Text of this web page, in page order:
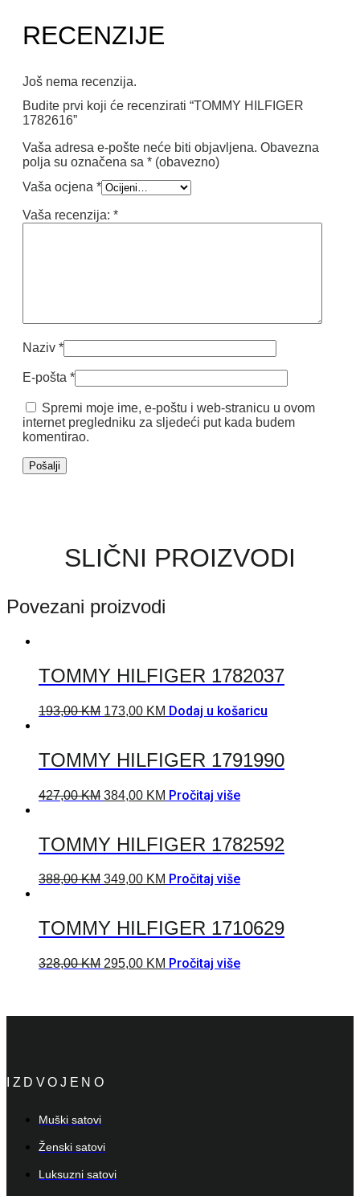
RECENZIJE
Još nema recenzija.
Budite prvi koji će recenzirati “TOMMY HILFIGER
1782616”
Vaša adresa e-pošte neće biti objavljena. Obavezna
polja su označena sa * (obavezno)
Vaša ocjena *
Vaša recenzija: *
Naziv *
E-pošta *
Spremi moje ime, e-poštu i web-stranicu u ovom
internet pregledniku za sljedeći put kada budem
komentirao.
SLIČNI PROIZVODI
Povezani proizvodi
TOMMY HILFIGER 1782037
193,00KM 173,00 KM Dodaj u košaricu
TOMMY HILFIGER 1791990
427,00KM 384,00 KM Pročitaj više
TOMMY HILFIGER 1782592
388,00KM 349,00 KM Pročitaj više
TOMMY HILFIGER 1710629
328,00KM 295,00 KM Pročitaj više
IZDVOJENO
Muški satovi
Ženski satovi
Luksuzni satovi